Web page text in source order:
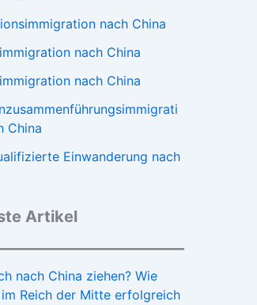
nach China
nach China
nach China
China
Einwanderung nach
Artikel
nach China ziehen? Wie
Reich der Mitte erfolgreich